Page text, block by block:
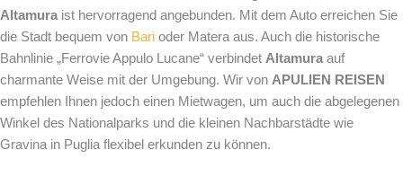
Altamura ist hervorragend angebunden. Mit dem Auto erreichen Sie
die Stadt bequem von Bari oder Matera aus. Auch die historische
Bahnlinie „Ferrovie Appulo Lucane“ verbindet Altamura auf
charmante Weise mit der Umgebung. Wir von APULIEN REISEN
empfehlen Ihnen jedoch einen Mietwagen, um auch die abgelegenen
Winkel des Nationalparks und die kleinen Nachbarstädte wie
Gravina in Puglia flexibel erkunden zu können.